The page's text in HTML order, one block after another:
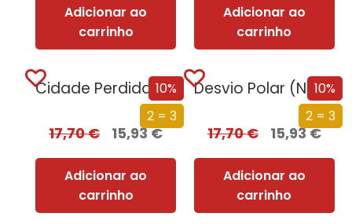
Adicionar ao
carrinho
Adicionar ao
carrinho
10%
2 = 3
Cidade Perdida (Nova Edição)
17,70€ 15,93€
Adicionar ao
carrinho
10%
2 = 3
Desvio Polar (Nova Edição)
17,70€ 15,93€
Adicionar ao
carrinho